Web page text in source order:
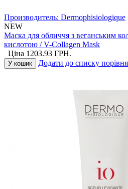
Производитель: Dermophisiologique
NEW
Маска для обличчя з веганським
кислотою / V-Collagen Mask
Ціна 1203.93 ГРН.
У кошик Додати до списку